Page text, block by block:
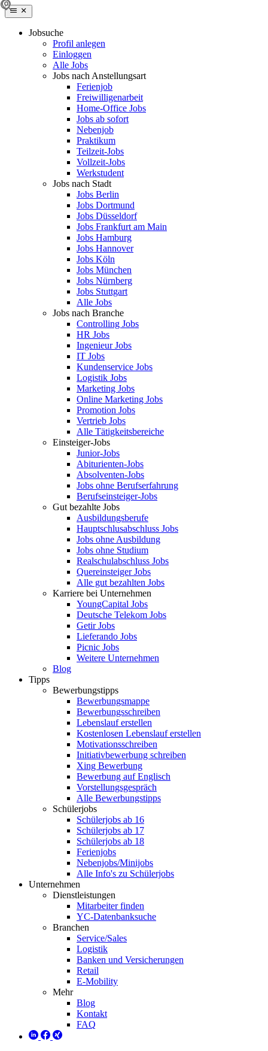
Jobsuche
Profil anlegen
Einloggen
Alle Jobs
Jobs nach Anstellungsart
Ferienjob
Freiwilligenarbeit
Home-Office Jobs
Jobs ab sofort
Nebenjob
Praktikum
Teilzeit-Jobs
Vollzeit-Jobs
Werkstudent
Jobs nach Stadt
Jobs Berlin
Jobs Dortmund
Jobs Düsseldorf
Jobs Frankfurt am Main
Jobs Hamburg
Jobs Hannover
Jobs Köln
Jobs München
Jobs Nürnberg
Jobs Stuttgart
Alle Jobs
Jobs nach Branche
Controlling Jobs
HR Jobs
Ingenieur Jobs
IT Jobs
Kundenservice Jobs
Logistik Jobs
Marketing Jobs
Online Marketing Jobs
Promotion Jobs
Vertrieb Jobs
Alle Tätigkeitsbereiche
Einsteiger-Jobs
Junior-Jobs
Abiturienten-Jobs
Absolventen-Jobs
Jobs ohne Berufserfahrung
Berufseinsteiger-Jobs
Gut bezahlte Jobs
Ausbildungsberufe
Hauptschlusabschluss Jobs
Jobs ohne Ausbildung
Jobs ohne Studium
Realschulabschluss Jobs
Quereinsteiger Jobs
Alle gut bezahlten Jobs
Karriere bei Unternehmen
YoungCapital Jobs
Deutsche Telekom Jobs
Getir Jobs
Lieferando Jobs
Picnic Jobs
Weitere Unternehmen
Blog
Tipps
Bewerbungstipps
Bewerbungsmappe
Bewerbungsschreiben
Lebenslauf erstellen
Kostenlosen Lebenslauf erstellen
Motivationsschreiben
Initiativbewerbung schreiben
Xing Bewerbung
Bewerbung auf Englisch
Vorstellungsgespräch
Alle Bewerbungstipps
Schülerjobs
Schülerjobs ab 16
Schülerjobs ab 17
Schülerjobs ab 18
Ferienjobs
Nebenjobs/Minijobs
Alle Info's zu Schülerjobs
Unternehmen
Dienstleistungen
Mitarbeiter finden
YC-Datenbanksuche
Branchen
Service/Sales
Logistik
Banken und Versicherungen
Retail
E-Mobility
Mehr
Blog
Kontakt
FAQ